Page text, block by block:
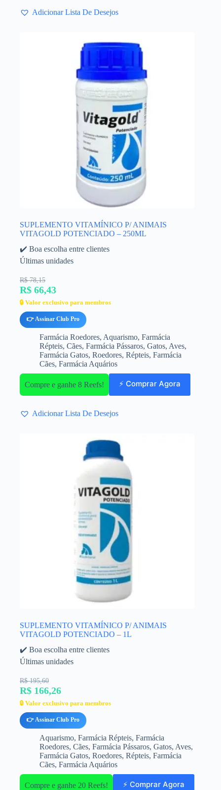
Adicionar Lista De Desejos
SUPLEMENTO VITAMÍNICO P/ ANIMAIS
VITAGOLD POTENCIADO – 250ML
✔️ Boa escolha entre clientes
Últimas unidades
R$ 78,15
R$ 66,43
🔒 Valor exclusivo para membros
👉 Assinar Club Pro
Farmácia Roedores, Aquarismo, Farmácia
Répteis, Cães, Farmácia Pássaros, Gatos, Aves,
Farmácia Gatos, Roedores, Répteis, Farmácia
Cães, Farmácia Aquários
Compre e ganhe 8 Reefs! ⚡ Comprar Agora
Adicionar Lista De Desejos
SUPLEMENTO VITAMÍNICO P/ ANIMAIS
VITAGOLD POTENCIADO – 1L
✔️ Boa escolha entre clientes
Últimas unidades
R$ 195,60
R$ 166,26
🔒 Valor exclusivo para membros
👉 Assinar Club Pro
Aquarismo, Farmácia Répteis, Farmácia
Roedores, Cães, Farmácia Pássaros, Gatos, Aves,
Farmácia Gatos, Roedores, Répteis, Farmácia
Cães, Farmácia Aquários
Compre e ganhe 20 Reefs! ⚡ Comprar Agora